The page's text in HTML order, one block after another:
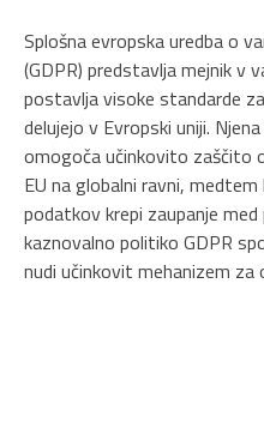
Splošna evropska uredba o
(GDPR) predstavlja mejnik v
postavlja visoke standarde
delujejo v Evropski uniji.
omogoča učinkovito zaščito
EU na globalni ravni,
podatkov krepi zaupanje
kaznovalno politiko GDPR
nudi učinkovit mehanizem